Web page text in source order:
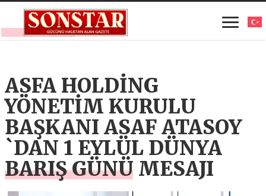
ASFA HOLDİNG
YÖNETİM KURULU
BAŞKANI ASAF ATASOY
`DAN 1 EYLÜL DÜNYA
BARIŞ GÜNÜ MESAJI